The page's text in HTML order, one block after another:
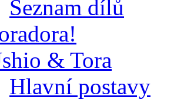
Seznam dílů
& Tora
Hlavní postavy